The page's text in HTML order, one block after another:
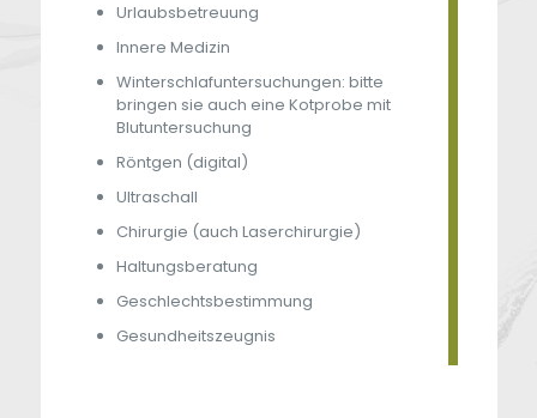
Urlaubsbetreuung
Innere Medizin
Winterschlafuntersuchungen: bitte
bringen sie auch eine Kotprobe mit
Blutuntersuchung
Röntgen (digital)
Ultraschall
Chirurgie (auch Laserchirurgie)
Haltungsberatung
Geschlechtsbestimmung
Gesundheitszeugnis